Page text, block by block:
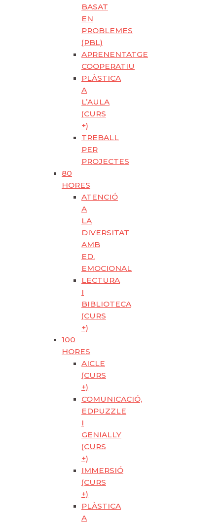
BASAT
EN
PROBLEMES
(PBL)
APRENENTATGE
COOPERATIU
PLÀSTICA
A
L’AULA
(CURS
+)
TREBALL
PER
PROJECTES
80
HORES
ATENCIÓ
A
LA
DIVERSITAT
AMB
ED.
EMOCIONAL
LECTURA
I
BIBLIOTECA
(CURS
+)
100
HORES
AICLE
(CURS
+)
COMUNICACIÓ,
EDPUZZLE
I
GENIALLY
(CURS
+)
IMMERSIÓ
(CURS
+)
PLÀSTICA
A